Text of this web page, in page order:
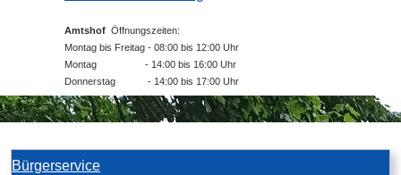
Amtshof Öffnungszeiten:
Montag bis Freitag - 08:00 bis 12:00 Uhr
Montag - 14:00 bis 16:00 Uhr
Donnerstag - 14:00 bis 17:00 Uhr
Bürgerservice